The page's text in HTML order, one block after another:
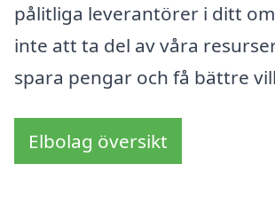
pålitliga leverantörer i ditt
inte att ta del av våra
spara pengar och få bättre
Elbolag översikt